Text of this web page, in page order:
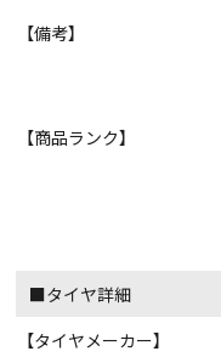
【備考】
【商品ランク】
■タイヤ詳細
【タイヤメーカー】